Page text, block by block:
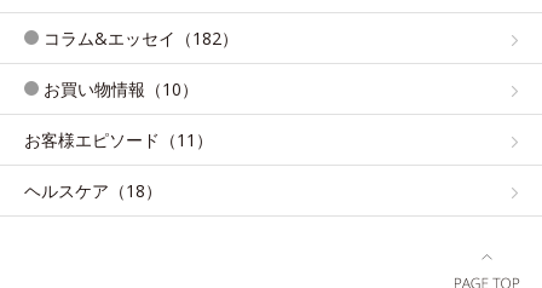
コラム&エッセイ（182）
お買い物情報（10）
お客様エピソード（11）
ヘルスケア（18）